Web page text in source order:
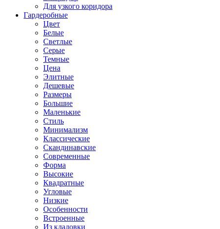
Для узкого коридора
Гардеробные
Цвет
Белые
Светлые
Серые
Темные
Цена
Элитные
Дешевые
Размеры
Большие
Маленькие
Стиль
Минимализм
Классические
Скандинавские
Современные
Форма
Высокие
Квадратные
Угловые
Низкие
Особенности
Встроенные
Из кладовки